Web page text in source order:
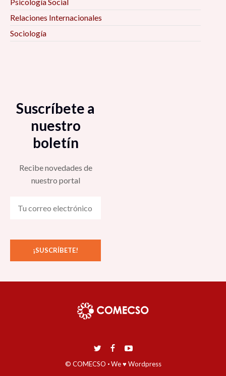
Relaciones Internacionales
Sociología
Suscríbete a
nuestro
boletín
Recibe novedades de
nuestro portal
© COMECSO ·We ♥ Wordpress